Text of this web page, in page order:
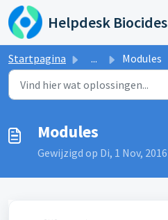
Doorgaan naar hoofdinhoud
Startpagina ... Modules
Modules
Gewijzigd op Di, 1 Nov,